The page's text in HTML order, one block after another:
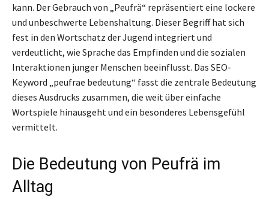
kann. Der Gebrauch von „Peufrä“ repräsentiert eine lockere
und unbeschwerte Lebenshaltung. Dieser Begriff hat sich
fest in den Wortschatz der Jugend integriert und
verdeutlicht, wie Sprache das Empfinden und die sozialen
Interaktionen junger Menschen beeinflusst. Das SEO-
Keyword „peufrae bedeutung“ fasst die zentrale Bedeutung
dieses Ausdrucks zusammen, die weit über einfache
Wortspiele hinausgeht und ein besonderes Lebensgefühl
vermittelt.
Die Bedeutung von Peufrä im
Alltag